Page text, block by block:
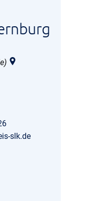
slk.de